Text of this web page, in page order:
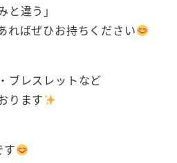
と違う」
ればぜひお持ちください
ブレスレットなど
ります
す